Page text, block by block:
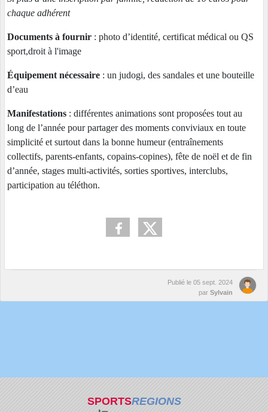
chaque adhérent
Documents à fournir : photo d’identité, certificat médical ou QS
sport,droit à l'image
Équipement nécessaire : un judogi, des sandales et une bouteille
d’eau
Manifestations : différentes animations sont proposées tout au
long de l’année pour partager des moments conviviaux en toute
simplicité et surtout dans la bonne humeur (entraînements
collectifs, parents-enfants, copains-copines), fête de noël et de fin
d’année, stages multi-activités, sorties sportives, interclubs,
participation au téléthon.
Publié le 05 sept. 2024
par Sylvain
SPORTSREGIONS